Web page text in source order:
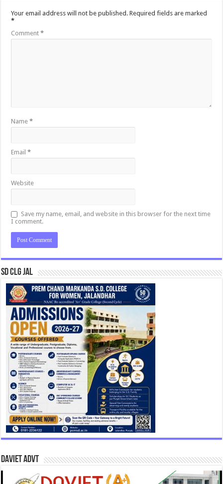
Your email address will not be published. Required fields are marked
*
Comment*
Name*
Email*
Website
Save my name, email, and website in this browser for the next time
I comment.
SD CLG JAL
DAVIET Advt